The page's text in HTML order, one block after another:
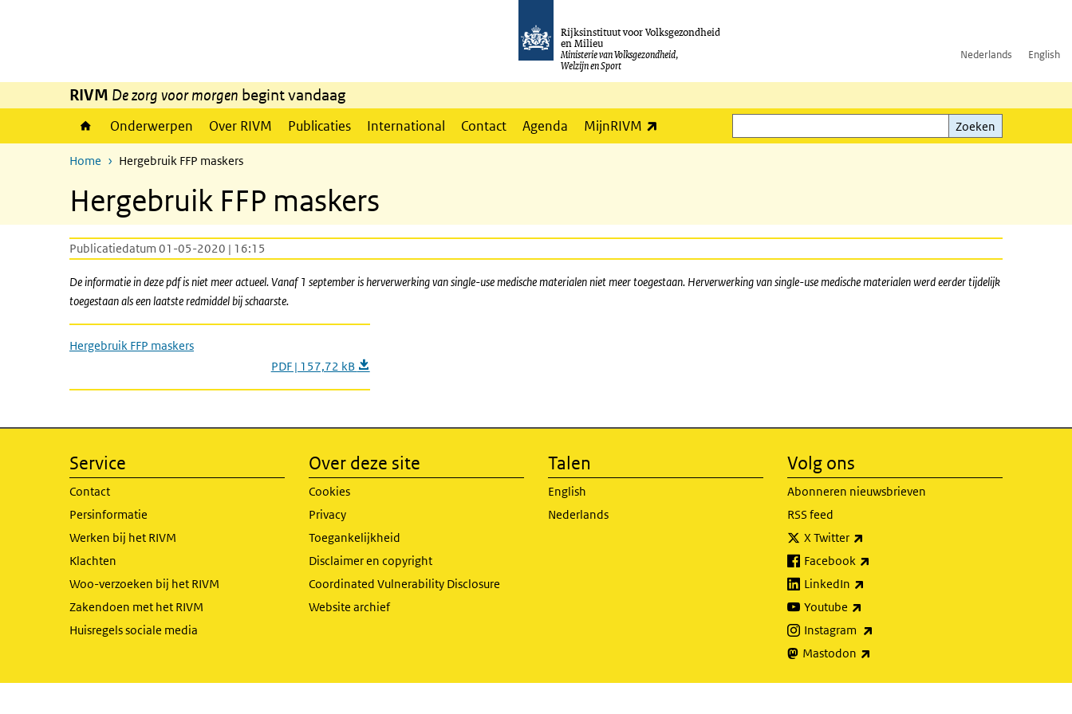
Rijksinstituut voor Volksgezondheid
en Milieu
Ministerie van Volksgezondheid,
Welzijn en Sport
Nederlands English
RIVM De zorg voor morgen begint vandaag
Onderwerpen Over RIVM Publicaties International Contact Agenda MijnRIVM
Zoeken
Zoeken
Home Hergebruik FFP maskers
Hergebruik FFP maskers
Publicatiedatum 01-05-2020 | 16:15
De informatie in deze pdf is niet meer actueel. Vanaf 1 september is herverwerking van single-use medische materialen niet meer toegestaan. Herverwerking van single-use medische materialen werd eerder tijdelijk
toegestaan als een laatste redmiddel bij schaarste.
Hergebruik FFP maskers
PDF | 157,72 kB
Service
Contact
Persinformatie
Werken bij het RIVM
Klachten
Woo-verzoeken bij het RIVM
Zakendoen met het RIVM
Huisregels sociale media
Over deze site
Cookies
Privacy
Toegankelijkheid
Disclaimer en copyright
Coordinated Vulnerability Disclosure
Website archief
Talen
English
Nederlands
Volg ons
Abonneren nieuwsbrieven
RSS feed
X Twitter
Facebook
LinkedIn
Youtube
Instagram
Mastodon